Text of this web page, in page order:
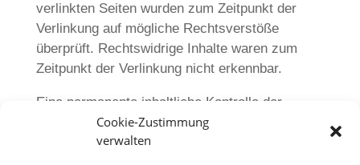
Cookie-Zustimmung
verwalten
verlinkten Seiten wurden zum Zeitpunkt der
Verlinkung auf mögliche Rechtsverstöße
überprüft. Rechtswidrige Inhalte waren zum
Zeitpunkt der Verlinkung nicht erkennbar.
Eine permanente inhaltliche Kontrolle der
verlinkten Seiten ist jedoch ohne konkrete
Anhaltspunkte einer Rechtsverletzung nicht